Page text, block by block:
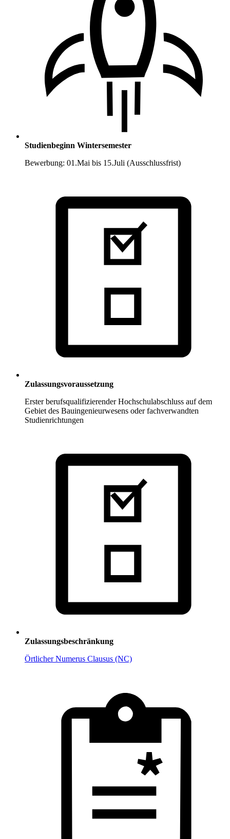
Studienbeginn Wintersemester
Bewerbung: 01.Mai bis 15.Juli (Ausschlussfrist)
Zulassungsvoraussetzung
Erster berufsqualifizierender Hochschulabschluss auf dem
Gebiet des Bauingenieurwesens oder fachverwandten
Studienrichtungen
Zulassungsbeschränkung
Örtlicher Numerus Clausus (NC)